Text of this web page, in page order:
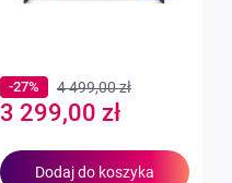
Special
Price
3 299,00 zł
-27% 4 499,00 zł
Dodaj do koszyka